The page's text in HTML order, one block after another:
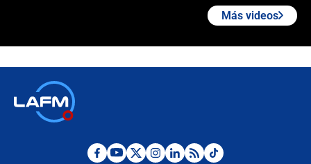
"No hubo fraude ni posibilidad de
Más videos